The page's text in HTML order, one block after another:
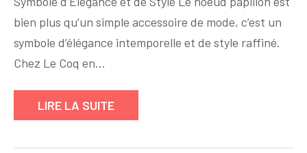
avec
nos
noeuds
en
bien plus qu’un simple accessoire de mode, c’est un
symbole d’élégance intemporelle et de style raffiné.
Chez Le Coq en…
LIRE LA SUITE